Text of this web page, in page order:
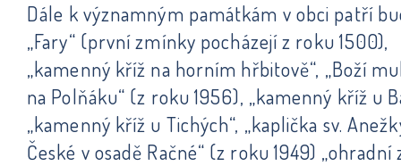
Dále k významným památkám v obci patří
„Fary“ (první zmínky pocházejí z roku 1500),
„kamenný kříž na horním hřbitově“, „Boží
na Polňáku“ (z roku 1956), „kamenný kříž u
„kamenný kříž u Tichých“, „kaplička sv.
České v osadě Račné“ (z roku 1949) „ohradní